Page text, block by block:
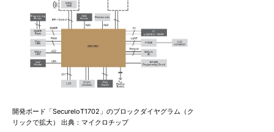
開発ボード「SecureIoT1702」のブロックダイヤグラム（ク
リックで拡大） 出典：マイクロチップ